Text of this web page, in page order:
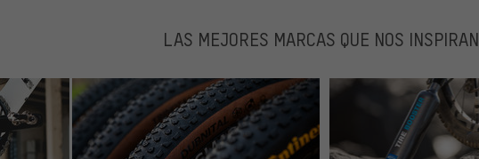
LAS MEJORES MARCAS QUE NOS INSPIRAN